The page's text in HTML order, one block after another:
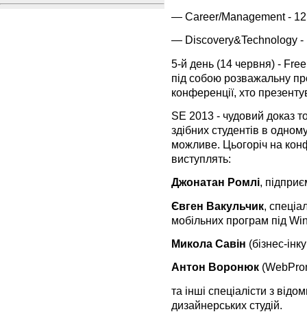
— Career/Management -
— Discovery&Technology -
5-й день (14 червня) -
під собою розважальну
конференції, хто
SE 2013 - чудовий доказ
здібних студентів в
можливе. Цьогоріч на
виступлять:
Джонатан Ромлі,
Євген Вакульчик,
мобільних програм під
Микола Савін (бізнес-
Антон Воронюк
та інші спеціалісти з
дизайнерських студій.